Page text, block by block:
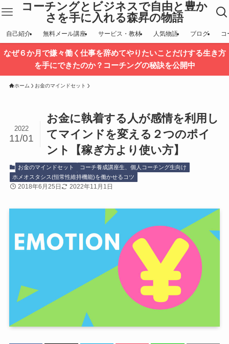
コーチングとビジネスで自由と豊か
さを手に入れる森昇の物語
自己紹介 無料メール講座 サービス・教材 人気物語 ブログ コ
なぜ６か月で嫌々働く仕事を辞めてやりたいことだけする生き方
を手にできたのか？コーチングの秘訣を公開中
ホーム お金のマインドセット
お金に執着する人が感情を利用し
てマインドを変える２つのポイ
ント【稼ぎ方より使い方】
2022
11/01
お金のマインドセット
コーチ養成講座生、個人コーチング生向け
ホメオスタシス(恒常性維持機能)を働かせるコツ
2018年6月25日 2022年11月1日